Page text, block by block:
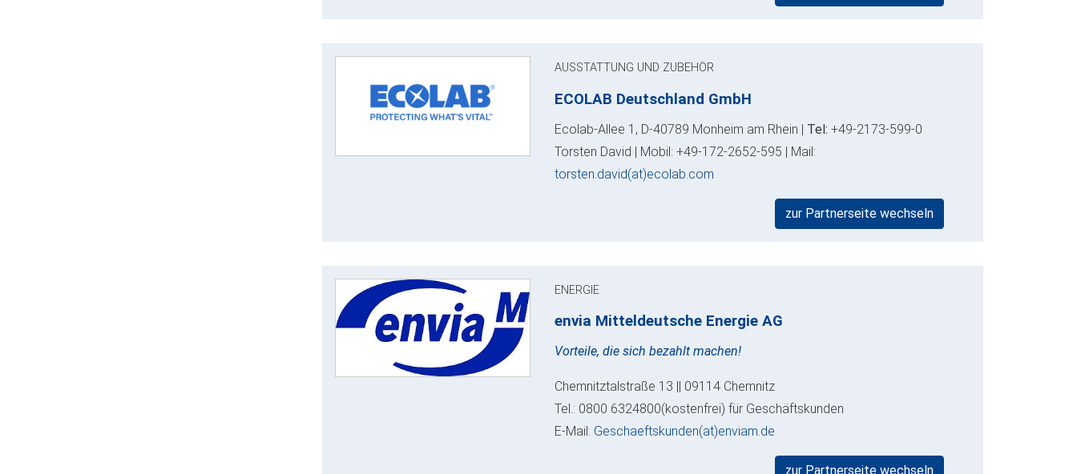
AUSSTATTUNG UND ZUBEHÖR
ECOLAB Deutschland GmbH
Ecolab-Allee 1, D-40789 Monheim am Rhein | Tel:+49-2173-599-0
Torsten David | Mobil: +49-172-2652-595 | Mail:
torsten.david(at)ecolab.com
zur Partnerseite wechseln
ENERGIE
envia Mitteldeutsche Energie AG
Vorteile, die sich bezahlt machen!
Chemnitztalstraße 13 || 09114 Chemnitz
Tel.: 0800 6324800(kostenfrei) für Geschäftskunden
E-Mail: Geschaeftskunden(at)enviam.de
zur Partnerseite wechseln